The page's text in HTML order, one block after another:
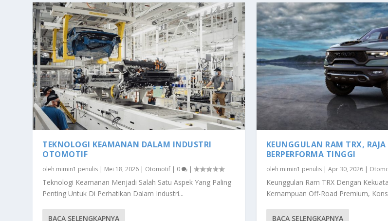
TEKNOLOGI KEAMANAN DALAM INDUSTRI
OTOMOTIF
oleh mimin1 penulis | Mei 18, 2026 | Otomotif | 0 |
Teknologi Keamanan Menjadi Salah Satu Aspek Yang Paling
Penting Untuk Di Perhatikan Dalam Industri...
BACA SELENGKAPNYA
KEUNGGULAN RAM TRX, RAJA
BERPERFORMA TINGGI
oleh mimin1 penulis| Apr 30, 2026|
Keunggulan Ram TRX Dengan
Kemampuan Off-Road Premium,
BACA SELENGKAPNYA